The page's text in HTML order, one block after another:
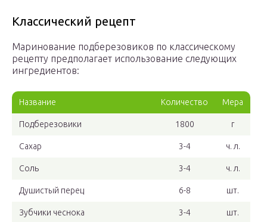
Классический рецепт
Маринование подберезовиков по классическому
рецепту предполагает использование следующих
ингредиентов:
Название Количество Мера
Подберезовики 1800 г
Сахар 3-4 ч. л.
Соль 3-4 ч. л.
Душистый перец 6-8 шт.
Зубчики чеснока 3-4 шт.